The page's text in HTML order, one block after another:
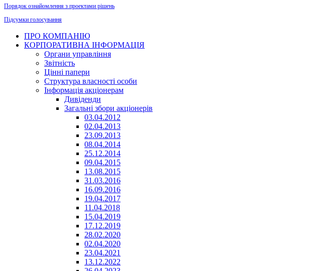
Порядок ознайомлення з проектами рішень
Підсумки голосування
ПРО КОМПАНІЮ
КОРПОРАТИВНА ІНФОРМАЦІЯ
Органи управління
Звітність
Цінні папери
Структура власності особи
Інформація акціонерам
Дивіденди
Загальні збори акціонерів
03.04.2012
02.04.2013
23.09.2013
08.04.2014
25.12.2014
09.04.2015
13.08.2015
31.03.2016
16.09.2016
19.04.2017
11.04.2018
15.04.2019
17.12.2019
28.02.2020
02.04.2020
23.04.2021
13.12.2022